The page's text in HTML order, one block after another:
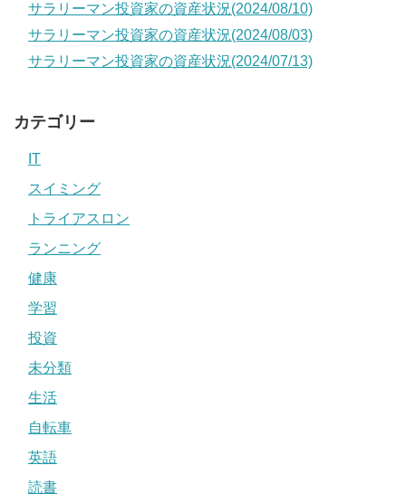
サラリーマン投資家の資産状況(2024/08/10)
サラリーマン投資家の資産状況(2024/08/03)
サラリーマン投資家の資産状況(2024/07/13)
カテゴリー
IT
スイミング
トライアスロン
ランニング
健康
学習
投資
未分類
生活
自転車
英語
読書